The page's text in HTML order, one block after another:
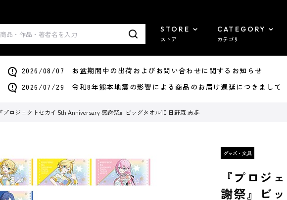
STORE
ストア
CATEGORY
カテゴリ
2026/08/07 お盆期間中の出荷およびお問い合わせに関するお知らせ
2026/07/29 令和8年熊本地震の影響による商品のお届け遅延につきまして
『プロジェクトセカイ 5th Anniversary 感謝祭』ビッグタオル10 日野森 志歩
『プロジ
謝祭』ビ